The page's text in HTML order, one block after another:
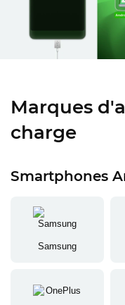
Marques
charge
Smartphones
Samsung